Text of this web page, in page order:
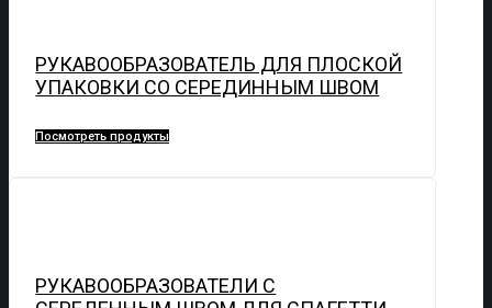
РУКАВООБРАЗОВАТЕЛЬ ДЛЯ ПЛОСКОЙ
УПАКОВКИ СО СЕРЕДИННЫМ ШВОМ
Посмотреть продукты
РУКАВООБРАЗОВАТЕЛИ С